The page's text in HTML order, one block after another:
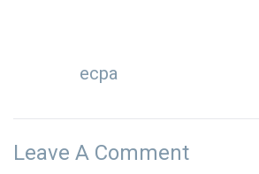
ecpa
Leave A Comment